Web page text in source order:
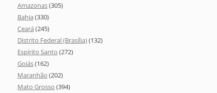
Amazonas(305)
Bahia (330)
Ceará (245)
Distrito Federal (Brasília)(132)
Espírito Santo (272)
Goiás(162)
Maranhão (202)
Mato Grosso (394)